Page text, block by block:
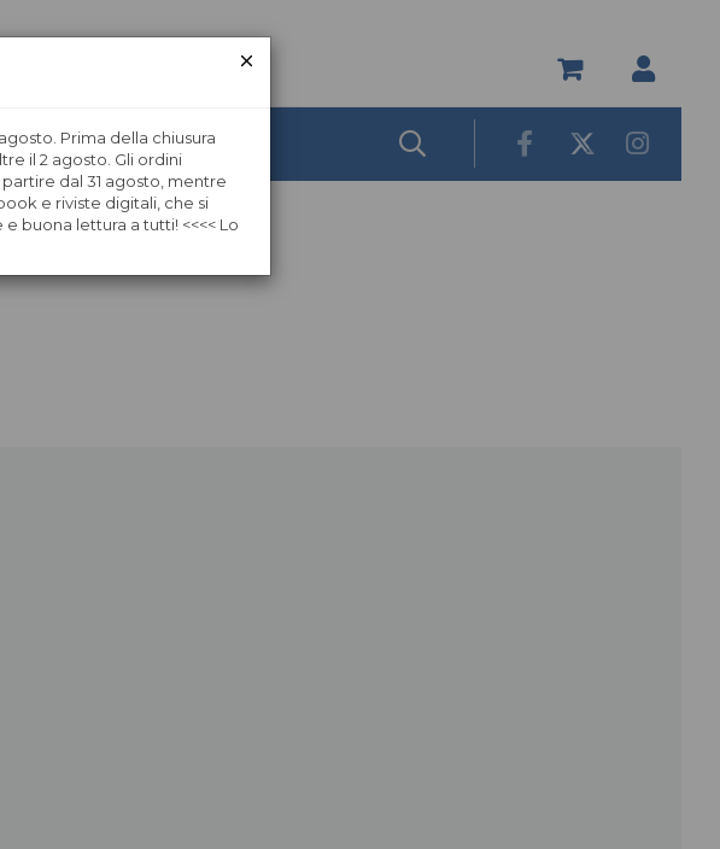
Prima della chiusura
il 2 agosto. Gli ordini
dal 31 agosto, mentre
e riviste digitali, che si
buona lettura a tutti! <<<< Lo